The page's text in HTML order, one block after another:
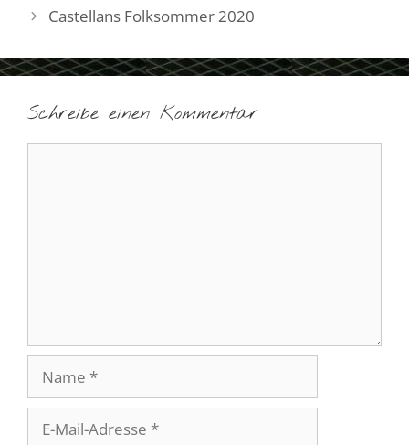
Castellans Folksommer 2020
Schreibe einen Kommentar